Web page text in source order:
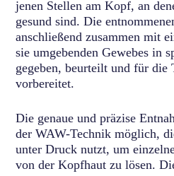
jenen Stellen am Kopf, an
gesund sind. Die
anschließend zusammen mit
sie umgebenden Gewebes in
gegeben, beurteilt und für die
vorbereitet.
Die genaue und präzise
der WAW-Technik möglich,
unter Druck nutzt, um
von der Kopfhaut zu lösen.